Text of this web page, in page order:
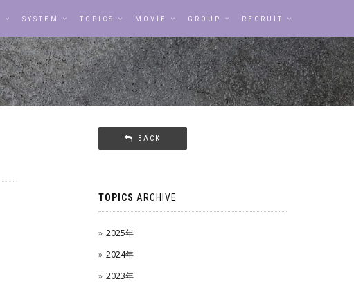
SYSTEM TOPICS MOVIE GROUP RECRUIT
 BACK
TOPICS ARCHIVE
2025年
2024年
2023年